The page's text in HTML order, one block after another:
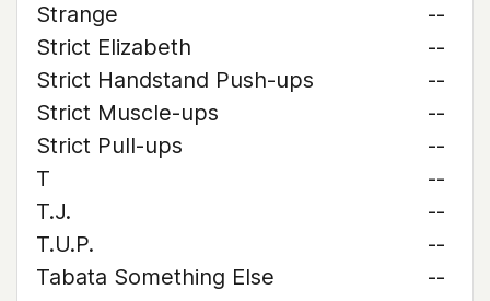
Strange
--
Strict Elizabeth
--
Strict Handstand Push-ups
--
Strict Muscle-ups
--
Strict Pull-ups
--
T
--
T.J.
--
T.U.P.
--
Tabata Something Else
--